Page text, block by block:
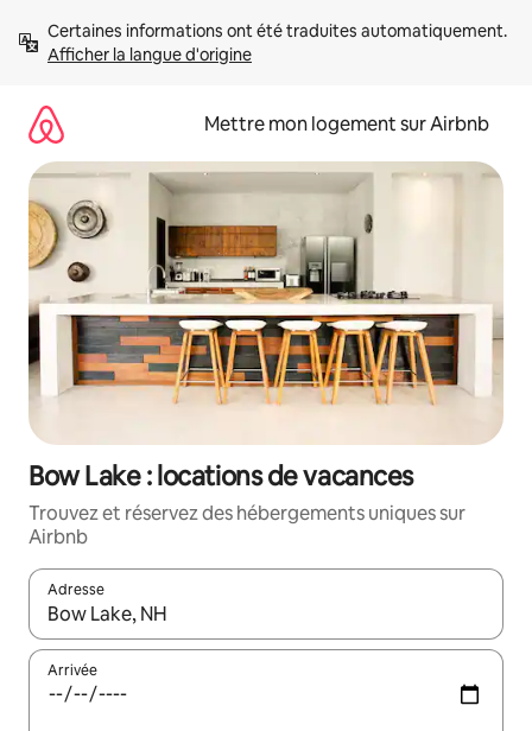
directement
Afficher la langue d'origine
Mettre mon logement sur Airbnb
Bow Lake : locations de vacances
Trouvez et réservez des hébergements uniques sur
Airbnb
Adresse
Lorsque les résultats s'affichent, utilisez les flèches vers le
Arrivée